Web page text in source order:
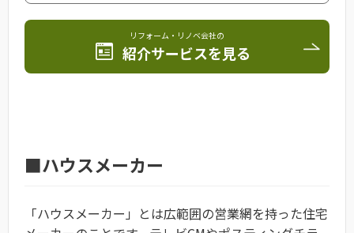
リフォーム・リノベ会社の
紹介サービスを見る
■ハウスメーカー
「ハウスメーカー」とは広範囲の営業網を持った住宅